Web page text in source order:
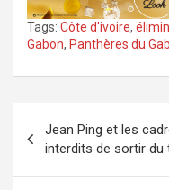
Tags: Côte d'ivoire,
Gabon, Panthères du
de
l’article
Jean Ping et les
interdits de sortir du